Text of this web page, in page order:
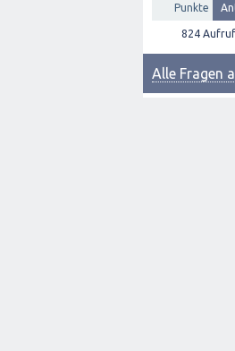
Punkte
824
Alle Fragen